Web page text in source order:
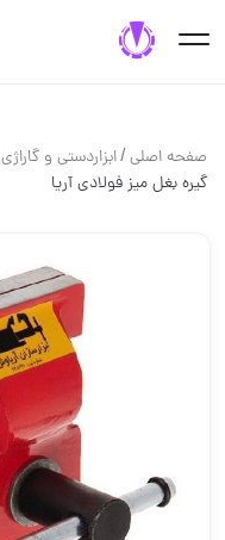
صفحه اصلی/ابزاردستی و گاراژی
گیره بغل میز فولادی آریا